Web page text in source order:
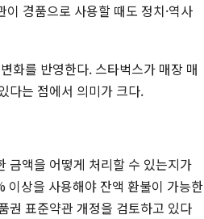
경품으로 사용할 때도 정치·역사
화를 반영한다. 스타벅스가 매장 매
다는 점에서 의미가 크다.
금액을 어떻게 처리할 수 있는지가
이상을 사용해야 잔액 환불이 가능한
권 표준약관 개정을 검토하고 있다